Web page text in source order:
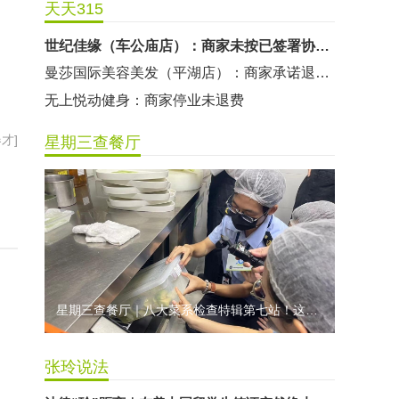
]
天天315
粤宝乐儿童成长中心：商家拒不配合调解
世纪佳缘（车公庙店）：商家未按已签署协议退款
曼莎国际美容美发（平湖店）：商家承诺退费未履行
无上悦动健身：商家停业未退费
龅牙兔儿童情商训练营：商家承诺退费未履行
预付式消费退款难 深圳市消委会公开谴责力美健华联店
元宵佳节，发生了“甜蜜的烦恼”该怎么办？
2021年深圳市消费投诉分析报告出炉 教育培训投诉量增长
星期三查餐厅
星期三查餐厅｜八大菜系检查特辑第七站！这家米其林一星人气闽菜餐厅后厨干净吗？
张玲说法